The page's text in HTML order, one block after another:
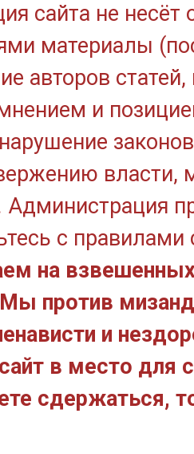
сайта не
материалы
авторов
и
власти,
Администрация
с правилами
на
против
и
в место для
сдержаться,